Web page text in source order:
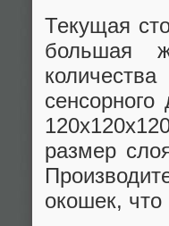
Текущая
большая
размер
окошек, что